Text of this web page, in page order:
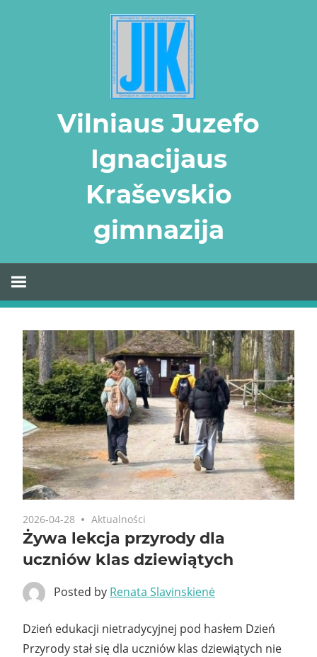
Vilniaus Juzefo
Ignacijaus
Kraševskio
gimnazija
2026-04-28 Aktualności
Żywa lekcja przyrody dla
uczniów klas dziewiątych
Posted by Renata Slavinskienė
Dzień edukacji nietradycyjnej pod hasłem Dzień
Przyrody stał się dla uczniów klas dziewiątych nie